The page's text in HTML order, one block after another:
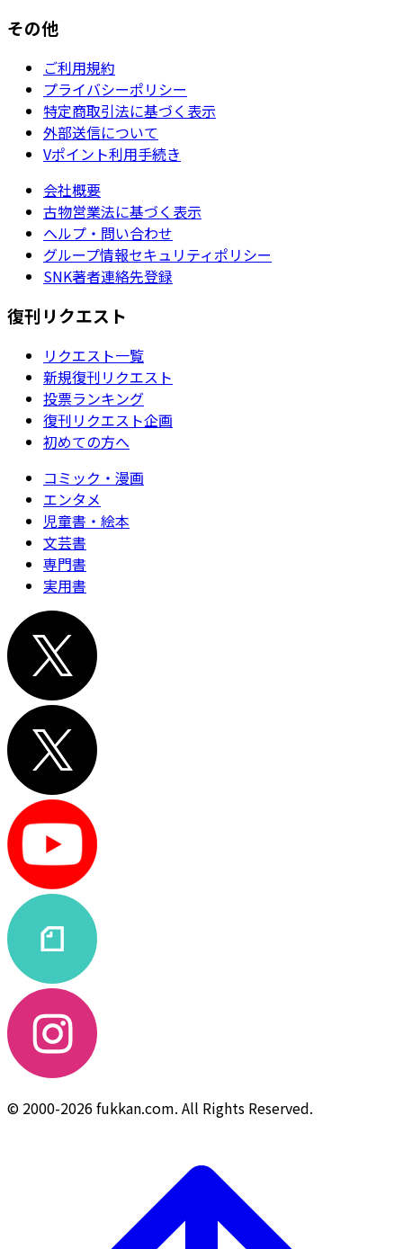
その他
ご利用規約
プライバシーポリシー
特定商取引法に基づく表示
外部送信について
Vポイント利用手続き
会社概要
古物営業法に基づく表示
ヘルプ・問い合わせ
グループ情報セキュリティポリシー
SNK著者連絡先登録
復刊リクエスト
リクエスト一覧
新規復刊リクエスト
投票ランキング
復刊リクエスト企画
初めての方へ
コミック・漫画
エンタメ
児童書・絵本
文芸書
専門書
実用書
© 2000-2026 fukkan.com. All Rights Reserved.